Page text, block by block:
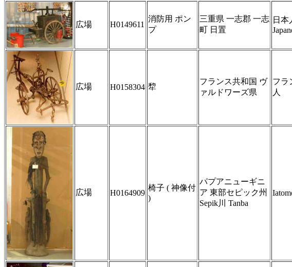
広場 H0149611
消防用 ポン
プ
三重県 一志郡 一志
町 日置
日本
広場 H0158304 犂
フランス共和国 ヴ
ァルドワーズ県
フラ
人
広場 H0164909
椅子 ( 神像付
)
パプアニューギニ
ア 東部セピック州
Sepik川 Tanba